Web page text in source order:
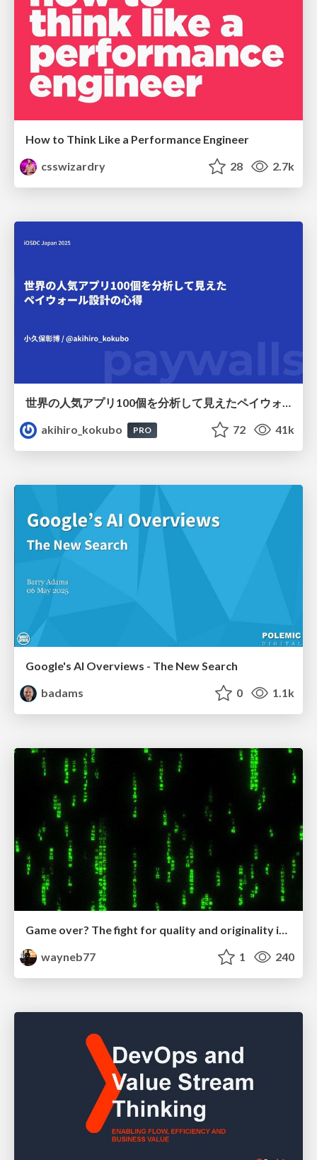
How to Think Like a Performance Engineer
csswizardry
28 2.7k
世界の人気アプリ100個を分析して見えたペイウォール設計の心得
akihiro_kokubo
PRO 72 41k
Google's AI Overviews - The New Search
badams
0 1.1k
Game over? The fight for quality and originality in the time of robots
wayneb77
1 240